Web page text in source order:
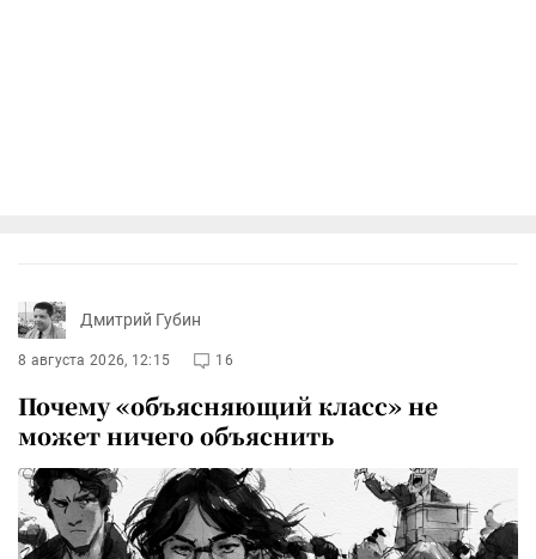
Дмитрий Губин
8 августа 2026, 12:15 16
Почему «объясняющий класс» не
может ничего объяснить